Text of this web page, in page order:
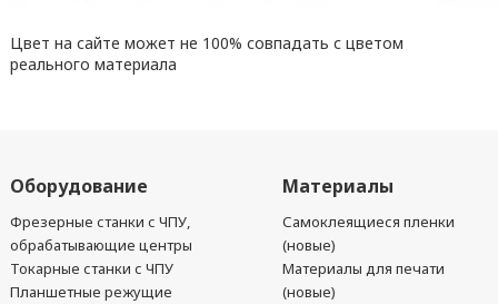
Цвет на сайте может не 100% совпадать с цветом
реального материала
Оборудование
Фрезерные станки с ЧПУ,
обрабатывающие центры
Токарные станки с ЧПУ
Планшетные режущие
Материалы
Самоклеящиеся пленки
(новые)
Материалы для печати
(новые)